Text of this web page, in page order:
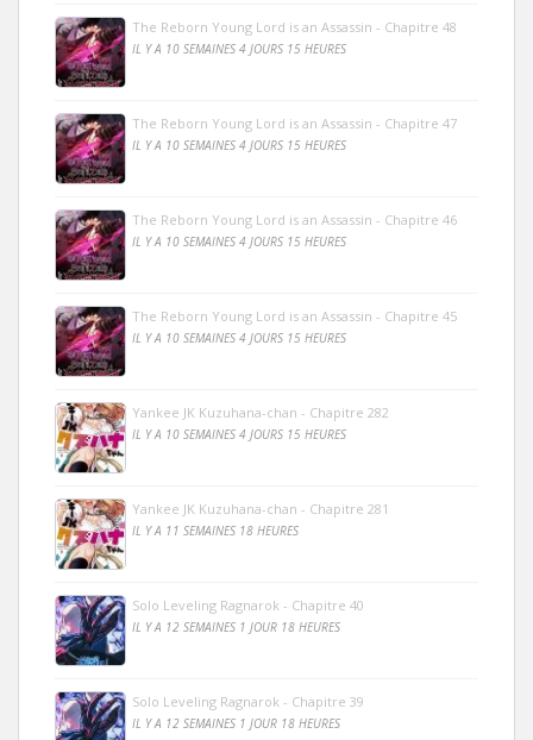
The Reborn Young Lord is an Assassin - Chapitre 48
IL Y A 10 SEMAINES 4 JOURS 15 HEURES
The Reborn Young Lord is an Assassin - Chapitre 47
IL Y A 10 SEMAINES 4 JOURS 15 HEURES
The Reborn Young Lord is an Assassin - Chapitre 46
IL Y A 10 SEMAINES 4 JOURS 15 HEURES
The Reborn Young Lord is an Assassin - Chapitre 45
IL Y A 10 SEMAINES 4 JOURS 15 HEURES
Yankee JK Kuzuhana-chan - Chapitre 282
IL Y A 10 SEMAINES 4 JOURS 15 HEURES
Yankee JK Kuzuhana-chan - Chapitre 281
IL Y A 11 SEMAINES 18 HEURES
Solo Leveling Ragnarok - Chapitre 40
IL Y A 12 SEMAINES 1 JOUR 18 HEURES
Solo Leveling Ragnarok - Chapitre 39
IL Y A 12 SEMAINES 1 JOUR 18 HEURES